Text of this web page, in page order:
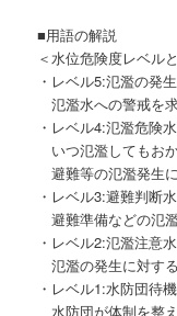
■用語の解説
＜水位危険度レベル
・レベル5:氾濫の発生
氾濫水への警戒を
・レベル4:氾濫危険
いつ氾濫してもお
避難等の氾濫発生
・レベル3:避難判断
避難準備などの氾
・レベル2:氾濫注意
氾濫の発生に対す
・レベル1:水防団待
水防団が体制を整